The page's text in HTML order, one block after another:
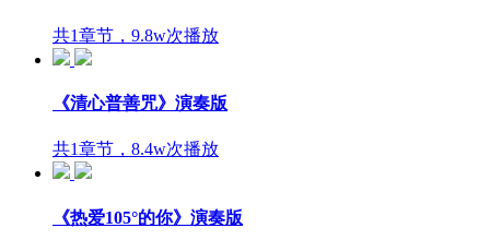
共1章节，9.8w次播放
《清心普善咒》演奏版
共1章节，8.4w次播放
《热爱105°的你》演奏版